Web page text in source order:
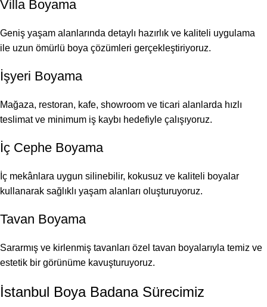
Villa Boyama
Geniş yaşam alanlarında detaylı hazırlık ve kaliteli uygulama
ile uzun ömürlü boya çözümleri gerçekleştiriyoruz.
İşyeri Boyama
Mağaza, restoran, kafe, showroom ve ticari alanlarda hızlı
teslimat ve minimum iş kaybı hedefiyle çalışıyoruz.
İç Cephe Boyama
İç mekânlara uygun silinebilir, kokusuz ve kaliteli boyalar
kullanarak sağlıklı yaşam alanları oluşturuyoruz.
Tavan Boyama
Sararmış ve kirlenmiş tavanları özel tavan boyalarıyla temiz ve
estetik bir görünüme kavuşturuyoruz.
İstanbul Boya Badana Sürecimiz